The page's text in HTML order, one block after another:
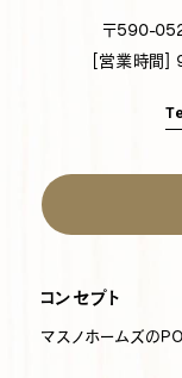
〒590-
[営業時間
コンセプト
マスノホームズの